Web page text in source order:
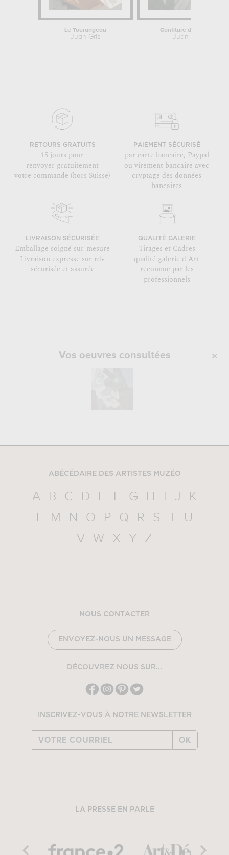
Le Tourangeau
Juan Gris
Confiture de fraises
Juan Gris
RETOURS GRATUITS
15 jours pour
renvoyer gratuitement
votre commande (hors Suisse)
PAIEMENT SÉCURISÉ
par carte bancaire, Paypal
ou virement bancaire avec
cryptage des données
bancaires
LIVRAISON SÉCURISÉE
Emballage soigné sur-mesure
Livraison expresse sur rdv
sécurisée et assurée
QUALITÉ GALERIE
Tirages et Cadres
qualité galerie d'Art
reconnue par les
professionnels
Vos oeuvres consultées
ABÉCÉDAIRE DES ARTISTES MUZÉO
A B C D E F G H I J
K
L
M N O P Q R S T
U
V
W X Y Z
NOUS CONTACTER
ENVOYEZ-NOUS UN MESSAGE
DÉCOUVREZ NOUS SUR...
INSCRIVEZ-VOUS À NOTRE NEWSLETTER
OK
LA PRESSE EN PARLE